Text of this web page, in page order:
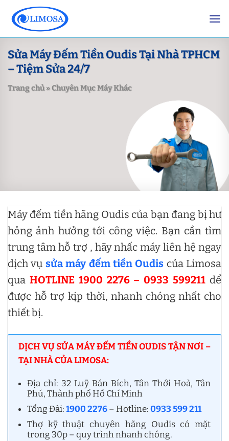
content
Sửa Máy Đếm Tiền Oudis Tại Nhà TPHCM
– Tiệm Sửa 24/7
Trang chủ»Chuyên Mục Máy Khác
Máy đếm tiền hãng Oudis của bạn đang bị hư
hỏng ảnh hưởng tới công việc. Bạn cần tìm
trung tâm hỗ trợ , hãy nhấc máy liên hệ ngay
dịch vụ sửa máy đếm tiền Oudis của Limosa
qua HOTLINE 1900 2276 – 0933 599211 để
được hỗ trợ kịp thời, nhanh chóng nhất cho
thiết bị.
DỊCH VỤ SỬA MÁY ĐẾM TIỀN OUDIS TẬN NƠI –
TẠI NHÀ CỦA LIMOSA:
Địa chỉ: 32 Luỹ Bán Bích, Tân Thới Hoà, Tân
Phú, Thành phố Hồ Chí Minh
Tổng Đài:1900 2276– Hotline:0933 599 211
Thợ kỹ thuật chuyên hãng Oudis có mặt
trong 30p – quy trình nhanh chóng.